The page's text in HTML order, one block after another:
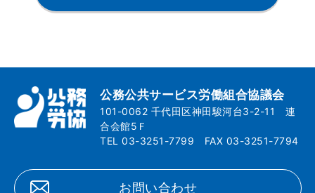
公務公共サービス労働組合協議会
101-0062 千代田区神田駿河台3-2-11 連
合会館5Ｆ
TEL 03-3251-7799 FAX 03-3251-7794
お問い合わせ